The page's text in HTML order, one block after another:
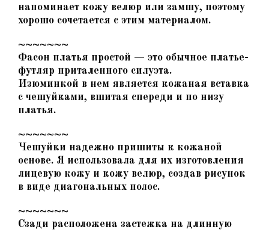
напоминает кожу велюр или замшу, поэтому
хорошо сочетается с этим материалом.
~~~~~~~
Фасон платья простой — это обычное платье-
футляр приталенного силуэта.
Изюминкой в нем является кожаная вставка
с чешуйками, вшитая спереди и по низу
платья.
~~~~~~~
Чешуйки надежно пришиты к кожаной
основе. Я использовала для их изготовления
лицевую кожу и кожу велюр, создав рисунок
в виде диагональных полос.
~~~~~~~
Сзади расположена застежка на длинную